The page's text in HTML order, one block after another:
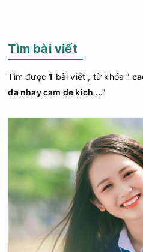
Tìm bài viết
Tìm được1 bài viết , từ khóa"
da nhay cam de kich ..."